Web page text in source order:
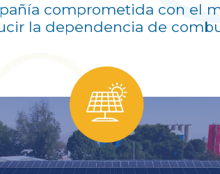
comprometida con el
la dependencia de